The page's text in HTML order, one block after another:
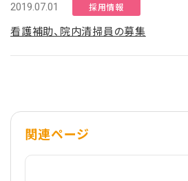
2019.07.01 採用情報
看護補助、院内清掃員の募集
関連ページ